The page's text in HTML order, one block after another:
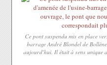
Ce pont suspendu mis en place
barrage André Blondel de
aujourd'hui. Il était à sens unique